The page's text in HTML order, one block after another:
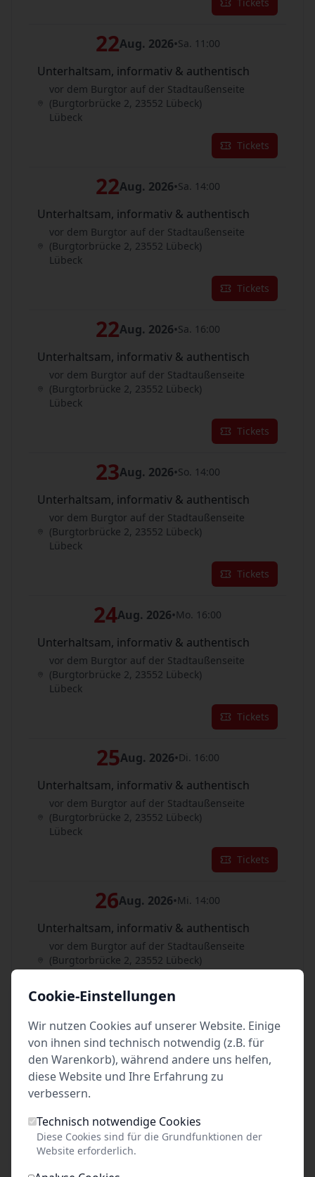
22Aug. 2026•Sa. 11:00
Unterhaltsam, informativ & authentisch
vor dem Burgtor auf der Stadtaußenseite
(Burgtorbrücke 2, 23552 Lübeck)
Lübeck
Tickets
22Aug. 2026•Sa. 14:00
Unterhaltsam, informativ & authentisch
vor dem Burgtor auf der Stadtaußenseite
(Burgtorbrücke 2, 23552 Lübeck)
Lübeck
Tickets
22Aug. 2026•Sa. 16:00
Unterhaltsam, informativ & authentisch
vor dem Burgtor auf der Stadtaußenseite
(Burgtorbrücke 2, 23552 Lübeck)
Lübeck
Tickets
23Aug. 2026•So. 14:00
Unterhaltsam, informativ & authentisch
vor dem Burgtor auf der Stadtaußenseite
(Burgtorbrücke 2, 23552 Lübeck)
Lübeck
Tickets
24Aug. 2026•Mo. 16:00
Unterhaltsam, informativ & authentisch
vor dem Burgtor auf der Stadtaußenseite
(Burgtorbrücke 2, 23552 Lübeck)
Lübeck
Tickets
25Aug. 2026•Di. 16:00
Unterhaltsam, informativ & authentisch
vor dem Burgtor auf der Stadtaußenseite
(Burgtorbrücke 2, 23552 Lübeck)
Lübeck
Tickets
26Aug. 2026•Mi. 14:00
Unterhaltsam, informativ & authentisch
vor dem Burgtor auf der Stadtaußenseite
(Burgtorbrücke 2, 23552 Lübeck)
Lübeck
27Aug. 2026•Do. 16:00
Unterhaltsam, informativ & authentisch
vor dem Burgtor auf der Stadtaußenseite
Lübeck
Tickets
Cookie-Einstellungen
Wir nutzen Cookies auf unserer Website. Einige
von ihnen sind technisch notwendig (z.B. für
den Warenkorb), während andere uns helfen,
diese Website und Ihre Erfahrung zu
verbessern.
Technisch notwendige Cookies
Diese Cookies sind für die Grundfunktionen der
Website erforderlich.